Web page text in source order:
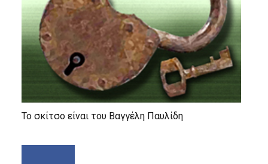
Το σκίτσο είναι του Βαγγέλη Παυλίδη